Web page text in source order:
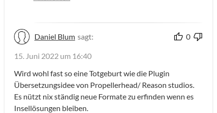
Daniel Blum sagt: 0
15. Juni 2022 um 16:40
Wird wohl fast so eine Totgeburt wie die Plugin
Übersetzungsidee von Propellerhead/ Reason studios.
Es nützt nix ständig neue Formate zu erfinden wenn es
Insellösungen bleiben.